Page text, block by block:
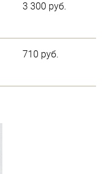
3 300 руб.
710 руб.